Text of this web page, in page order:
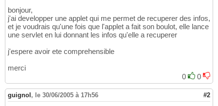
bonjour,
j'ai developper une applet qui me permet de recuperer des infos,
et je voudrais qu'une fois que l'applet a fait son boulot, elle lance
une servlet en lui donnant les infos qu'elle a recuperer
j'espere avoir ete comprehensible
merci
0
0
guignol , le 30/06/2005 à 17h56 #2